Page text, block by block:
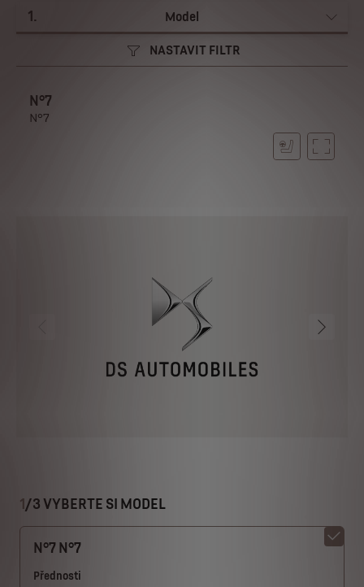
1 . Model
NASTAVIT FILTR
N°7
N°7
1 /3 VYBERTE SI MODEL
N°7 N°7
Přednosti